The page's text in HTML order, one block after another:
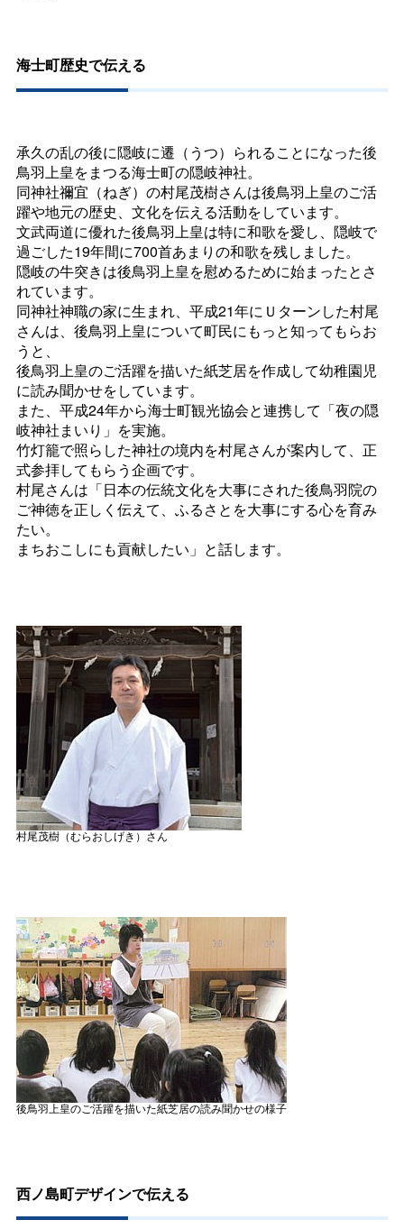
海士町歴史で伝える
承久の乱の後に隠岐に遷（うつ）られることになった後
鳥羽上皇をまつる海士町の隠岐神社。
同神社禰宜（ねぎ）の村尾茂樹さんは後鳥羽上皇のご活
躍や地元の歴史、文化を伝える活動をしています。
文武両道に優れた後鳥羽上皇は特に和歌を愛し、隠岐で
過ごした19年間に700首あまりの和歌を残しました。
隠岐の牛突きは後鳥羽上皇を慰めるために始まったとさ
れています。
同神社神職の家に生まれ、平成21年にＵターンした村尾
さんは、後鳥羽上皇について町民にもっと知ってもらお
うと、
後鳥羽上皇のご活躍を描いた紙芝居を作成して幼稚園児
に読み聞かせをしています。
また、平成24年から海士町観光協会と連携して「夜の隠
岐神社まいり」を実施。
竹灯籠で照らした神社の境内を村尾さんが案内して、正
式参拝してもらう企画です。
村尾さんは「日本の伝統文化を大事にされた後鳥羽院の
ご神徳を正しく伝えて、ふるさとを大事にする心を育み
たい。
まちおこしにも貢献したい」と話します。
村尾茂樹（むらおしげき）さん
後鳥羽上皇のご活躍を描いた紙芝居の読み聞かせの様子
西ノ島町デザインで伝える